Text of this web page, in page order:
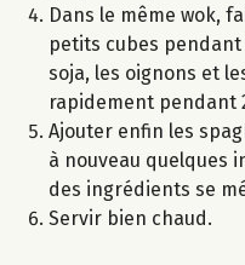
Dans le même wok,
petits cubes pendant
soja, les oignons et
rapidement pendant
Ajouter enfin les
à nouveau quelques
des ingrédients se
Servir bien chaud.